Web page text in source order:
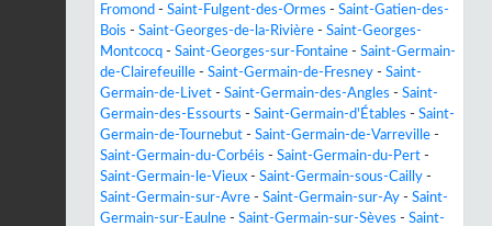
Fromond - Saint-Fulgent-des-Ormes - Saint-Gatien-des-
Bois - Saint-Georges-de-la-Rivière - Saint-Georges-
Montcocq - Saint-Georges-sur-Fontaine - Saint-Germain-
de-Clairefeuille - Saint-Germain-de-Fresney - Saint-
Germain-de-Livet - Saint-Germain-des-Angles - Saint-
Germain-des-Essourts - Saint-Germain-d'Étables - Saint-
Germain-de-Tournebut - Saint-Germain-de-Varreville -
Saint-Germain-du-Corbéis - Saint-Germain-du-Pert -
Saint-Germain-le-Vieux - Saint-Germain-sous-Cailly -
Saint-Germain-sur-Avre - Saint-Germain-sur-Ay - Saint-
Germain-sur-Eaulne - Saint-Germain-sur-Sèves - Saint-